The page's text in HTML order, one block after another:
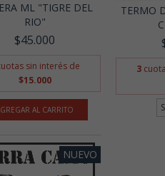
ML "TIGRE DEL
RIO"
$45.000
sin interés de
$15.000
AL CARRITO
TERMO
3
NUEVO